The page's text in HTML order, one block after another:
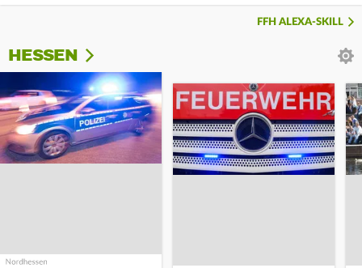
FFH ALEXA-SKILL
HESSEN